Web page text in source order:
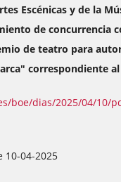
Escénicas y de la
de concurrencia
de teatro para
correspondiente
boe/dias/2025/04/10/
10-04-2025